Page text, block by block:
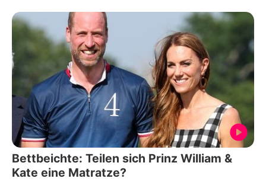
Bettbeichte: Teilen sich Prinz William &
Kate eine Matratze?